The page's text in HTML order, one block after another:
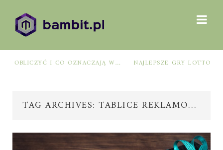
NAJLEPSZE GRY LOTTO: JAK WYBRAĆ, BY ZWIĘKSZYĆ SZANSE NA WYGRANĄ?
TAG ARCHIVES: TABLICE REKLAMOWE WARSZAWA